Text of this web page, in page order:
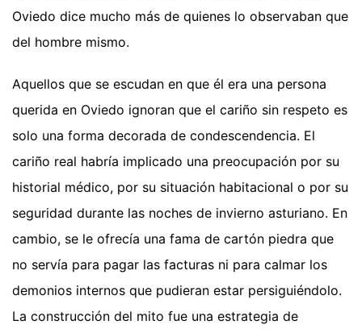
Oviedo dice mucho más de quienes lo observaban que
del hombre mismo.
Aquellos que se escudan en que él era una persona
querida en Oviedo ignoran que el cariño sin respeto es
solo una forma decorada de condescendencia. El
cariño real habría implicado una preocupación por su
historial médico, por su situación habitacional o por su
seguridad durante las noches de invierno asturiano. En
cambio, se le ofrecía una fama de cartón piedra que
no servía para pagar las facturas ni para calmar los
demonios internos que pudieran estar persiguiéndolo.
La construcción del mito fue una estrategia de